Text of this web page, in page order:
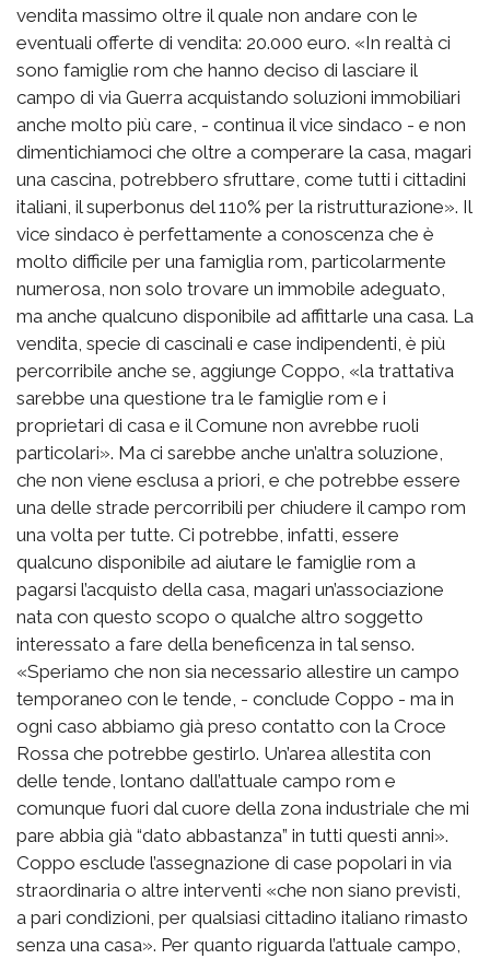
vendita massimo oltre il quale non andare con le
eventuali offerte di vendita: 20.000 euro. «In realtà ci
sono famiglie rom che hanno deciso di lasciare il
campo di via Guerra acquistando soluzioni immobiliari
anche molto più care, - continua il vice sindaco - e non
dimentichiamoci che oltre a comperare la casa, magari
una cascina, potrebbero sfruttare, come tutti i cittadini
italiani, il superbonus del 110% per la ristrutturazione». Il
vice sindaco è perfettamente a conoscenza che è
molto difficile per una famiglia rom, particolarmente
numerosa, non solo trovare un immobile adeguato,
ma anche qualcuno disponibile ad affittarle una casa. La
vendita, specie di cascinali e case indipendenti, è più
percorribile anche se, aggiunge Coppo, «la trattativa
sarebbe una questione tra le famiglie rom e i
proprietari di casa e il Comune non avrebbe ruoli
particolari». Ma ci sarebbe anche un’altra soluzione,
che non viene esclusa a priori, e che potrebbe essere
una delle strade percorribili per chiudere il campo rom
una volta per tutte. Ci potrebbe, infatti, essere
qualcuno disponibile ad aiutare le famiglie rom a
pagarsi l’acquisto della casa, magari un’associazione
nata con questo scopo o qualche altro soggetto
interessato a fare della beneficenza in tal senso.
«Speriamo che non sia necessario allestire un campo
temporaneo con le tende, - conclude Coppo - ma in
ogni caso abbiamo già preso contatto con la Croce
Rossa che potrebbe gestirlo. Un’area allestita con
delle tende, lontano dall’attuale campo rom e
comunque fuori dal cuore della zona industriale che mi
pare abbia già “dato abbastanza” in tutti questi anni».
Coppo esclude l’assegnazione di case popolari in via
straordinaria o altre interventi «che non siano previsti,
a pari condizioni, per qualsiasi cittadino italiano rimasto
senza una casa». Per quanto riguarda l’attuale campo,